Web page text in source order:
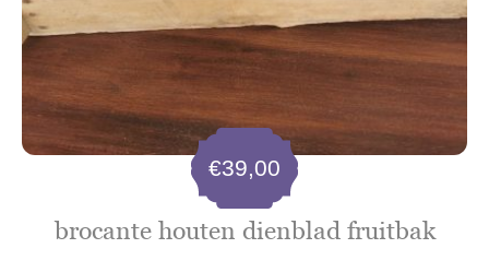
brocante houten dienblad fruitbak
€39,00